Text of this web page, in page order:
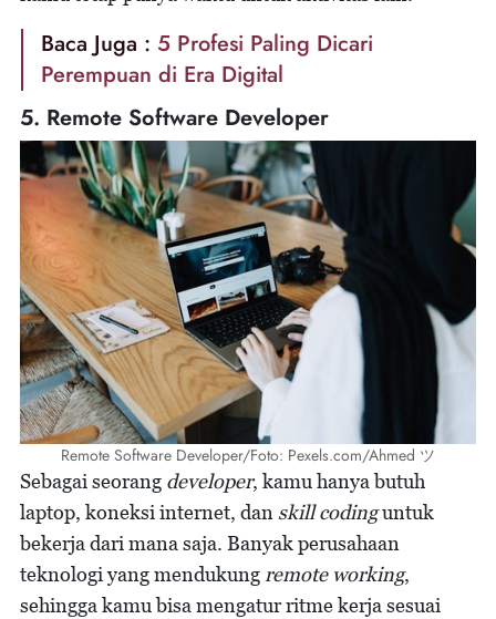
Baca Juga : 5 Profesi Paling Dicari
Perempuan di Era Digital
5. Remote Software Developer
Remote Software Developer/Foto: Pexels.com/Ahmed ツ
Sebagai seorang developer, kamu hanya butuh
laptop, koneksi internet, danskill codinguntuk
bekerja dari mana saja. Banyak perusahaan
teknologi yang mendukungremote working,
sehingga kamu bisa mengatur ritme kerja sesuai